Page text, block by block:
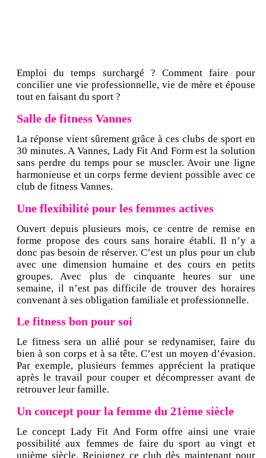
Emploi du temps surchargé ? Comment faire pour
concilier une vie professionnelle, vie de mère et épouse
tout en faisant du sport ?
Salle de fitness Vannes
La réponse vient sûrement grâce à ces clubs de sport en
30 minutes. A Vannes, Lady Fit And Form est la solution
sans perdre du temps pour se muscler. Avoir une ligne
harmonieuse et un corps ferme devient possible avec ce
club de fitness Vannes.
Une flexibilité pour les femmes actives
Ouvert depuis plusieurs mois, ce centre de remise en
forme propose des cours sans horaire établi. Il n’y a
donc pas besoin de réserver. C’est un plus pour un club
avec une dimension humaine et des cours en petits
groupes. Avec plus de cinquante heures sur une
semaine, il n’est pas difficile de trouver des horaires
convenant à ses obligation familiale et professionnelle.
Le fitness bon pour soi
Le fitness sera un allié pour se redynamiser, faire du
bien à son corps et à sa tête. C’est un moyen d’évasion.
Par exemple, plusieurs femmes apprécient la pratique
après le travail pour couper et décompresser avant de
retrouver leur famille.
Un concept pour la femme du 21ème siècle
Le concept Lady Fit And Form offre ainsi une vraie
possibilité aux femmes de faire du sport au vingt et
unième siècle. Rejoignez ce club dès maintenant pour